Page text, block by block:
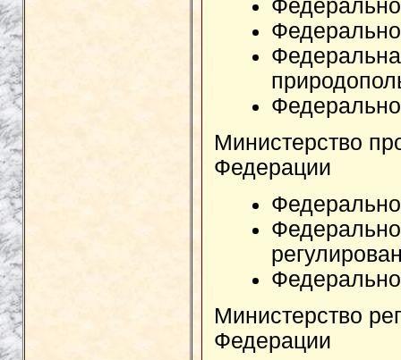
Министерство
Федерации
Министерство
Федерации